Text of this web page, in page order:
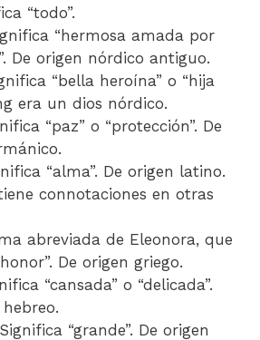
“todo”.
“hermosa amada por
De origen nórdico antiguo.
“bella heroína” o “hija
era un dios nórdico.
“paz” o “protección”. De
“alma”. De origen latino.
connotaciones en otras
abreviada de Eleonora, que
De origen griego.
“cansada” o “delicada”.
“grande”. De origen